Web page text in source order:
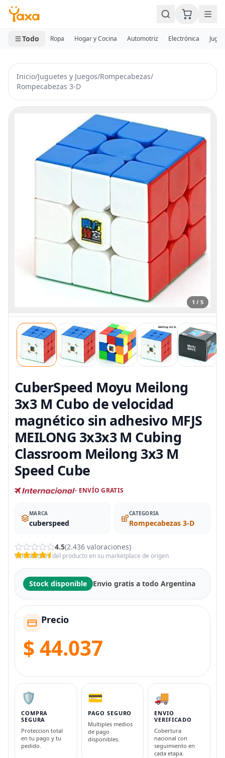
MINI CARRITO
0 productos
Todo Ropa Hogar y Cocina Automotriz Electrónica
Inicio/Juguetes y Juegos/Rompecabezas/
Rompecabezas 3-D
1 / 5
CuberSpeed Moyu Meilong
3x3 M Cubo de velocidad
magnético sin adhesivo MFJS
MEILONG 3x3x3 M Cubing
Classroom Meilong 3x3 M
Speed Cube
- ENVÍO GRATIS
MARCA
cuberspeed
CATEGORIA
Rompecabezas 3-D
4.5(2.436 valoraciones)
Valoraciones del producto en su marketplace de origen
Stock disponible Envio gratis a todo Argentina
Precio
$ 44.037
🛡️
COMPRA
SEGURA
Proteccion total
en tu pago y tu
pedido.
💳
PAGO SEGURO
Multiples medios
de pago
disponibles.
🚚
ENVIO
VERIFICADO
Cobertura
nacional con
seguimiento en
cada etapa.